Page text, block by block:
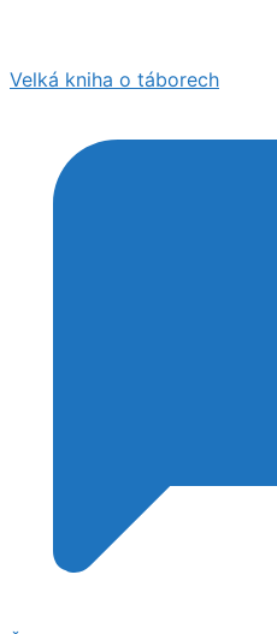
Velká kniha o táborech